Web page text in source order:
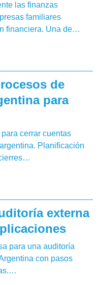
las finanzas
familiares
financiera. Una de…
de
para
cerrar cuentas
Planificación
externa
para una auditoría
con pasos